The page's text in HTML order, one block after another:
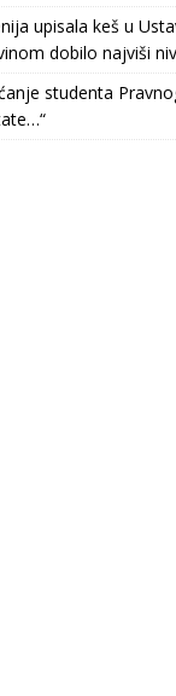
upisala keš u
dobilo najviši
studenta